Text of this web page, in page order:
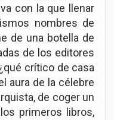
con la que llenar
nombres de
de una botella de
de los editores
crítico de casa
aura de la célebre
de coger un
primeros libros,